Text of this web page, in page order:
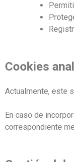
Cookies
Actualmente, este
En caso de
correspondiente